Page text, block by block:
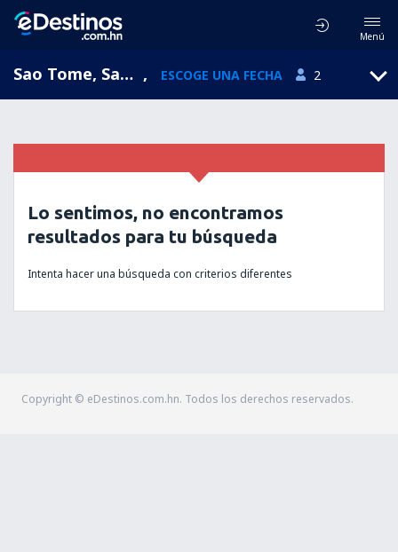
Menú
Sao Tome, Sao Tome, Sao Tome, Santo Tomé y Príncipe (TMS) , ESCOGE UNA FECHA 2
Lo sentimos, no encontramos
resultados para tu búsqueda
Intenta hacer una búsqueda con criterios diferentes
Copyright © eDestinos.com.hn. Todos los derechos reservados.